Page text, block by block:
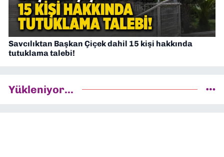
Savcılıktan Başkan Çiçek dahil 15 kişi hakkında
tutuklama talebi!
Yükleniyor...